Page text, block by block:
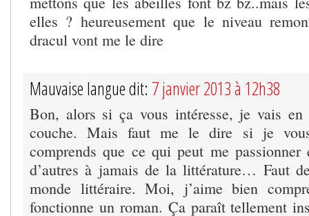
elles ? heureusement que le niveau
dracul vont me le dire
Mauvaise langue dit: 7 janvier 2013 à 12h38
Bon, alors si ça vous intéresse, je vais en
couche. Mais faut me le dire si je
comprends que ce qui peut me passionner
d’autres à jamais de la littérature… Faut
monde littéraire. Moi, j’aime bien
fonctionne un roman. Ça paraît tellement